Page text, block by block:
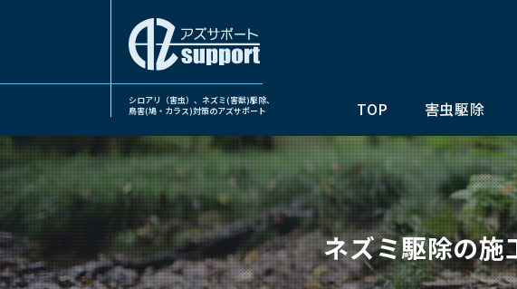
シロアリ（害虫）、ネズミ(害獣)駆除、
鳥害(鳩・カラス)対策のアズサポート
TOP 害虫駆除
ネズミ駆除の施